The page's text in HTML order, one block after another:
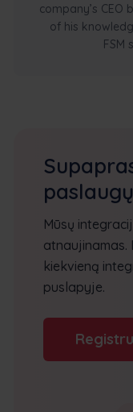
company’s
of his
FSM
Mūsų
atnaujinamas.
kiekvieną
puslapyje.